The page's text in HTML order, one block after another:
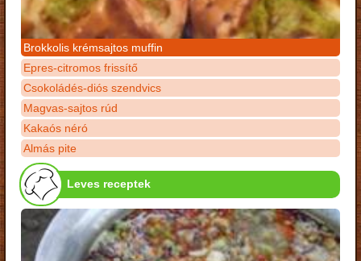
Brokkolis krémsajtos muffin
Epres-citromos frissítő
Csokoládés-diós szendvics
Magvas-sajtos rúd
Kakaós néró
Almás pite
Leves receptek